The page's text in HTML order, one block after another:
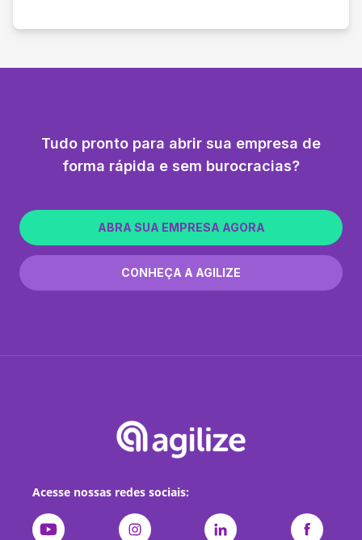
Tudo pronto para abrir sua empresa de
forma rápida e sem burocracias?
ABRA SUA EMPRESA AGORA
CONHEÇA A AGILIZE
Acesse nossas redes sociais: